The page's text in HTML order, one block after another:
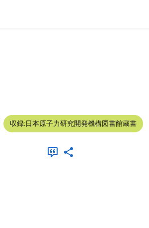
収録:日本原子力研究開発機構図書館蔵書